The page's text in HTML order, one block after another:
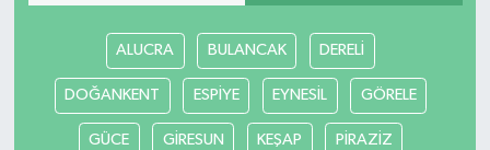
ALUCRA BULANCAK DERELİ
DOĞANKENT ESPİYE EYNESİL GÖRELE
GÜCE GİRESUN KEŞAP PİRAZİZ